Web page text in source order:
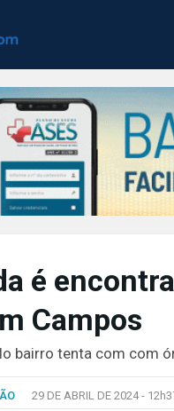
é
Campos
bairro tenta com com
29 DE ABRIL DE 2024 -